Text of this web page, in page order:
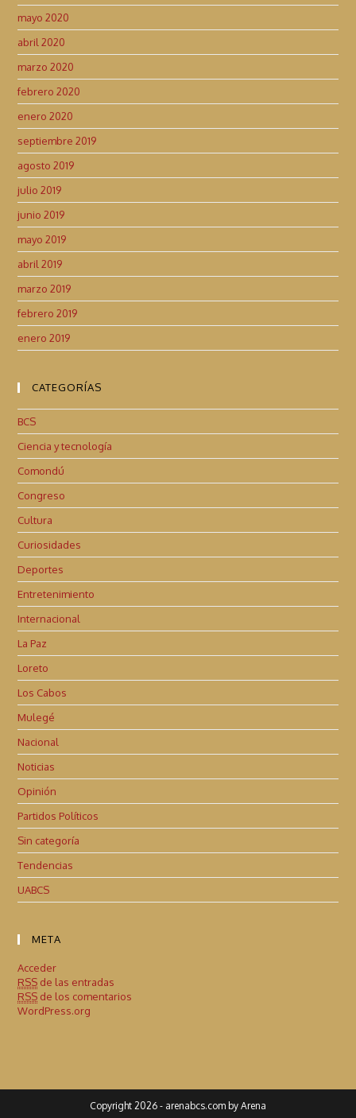
mayo 2020
abril 2020
marzo 2020
febrero 2020
enero 2020
septiembre 2019
agosto 2019
julio 2019
junio 2019
mayo 2019
abril 2019
marzo 2019
febrero 2019
enero 2019
CATEGORÍAS
BCS
Ciencia y tecnología
Comondú
Congreso
Cultura
Curiosidades
Deportes
Entretenimiento
Internacional
La Paz
Loreto
Los Cabos
Mulegé
Nacional
Noticias
Opinión
Partidos Políticos
Sin categoría
Tendencias
UABCS
META
Acceder
RSS de las entradas
RSS de los comentarios
WordPress.org
Copyright 2026 - arenabcs.com by Arena